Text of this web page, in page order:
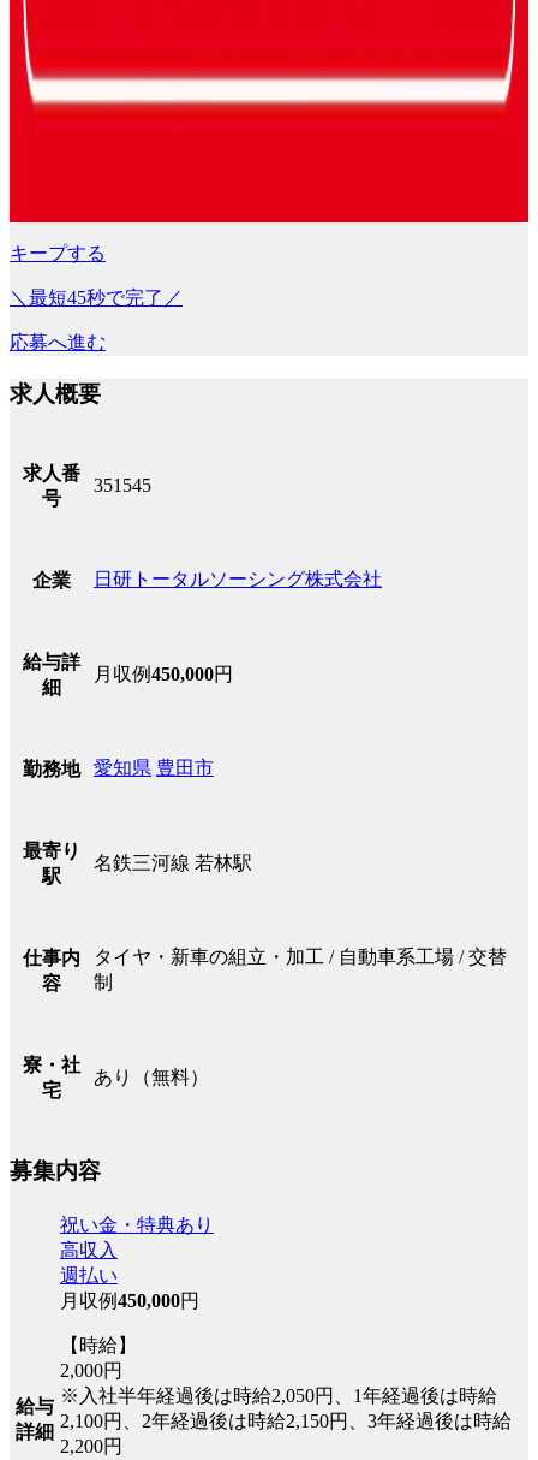
キープする
＼最短45秒で完了／
応募へ進む
求人概要
求人番
号
351545
企業 日研トータルソーシング株式会社
給与詳
細
月収例450,000円
勤務地 愛知県 豊田市
最寄り
駅
名鉄三河線 若林駅
仕事内
容
タイヤ・新車の組立・加工 / 自動車系工場 / 交替
制
寮・社
宅
あり（無料）
募集内容
給与
詳細
祝い金・特典あり
高収入
週払い
月収例450,000円
【時給】
2,000円
※入社半年経過後は時給2,050円、1年経過後は時給
2,100円、2年経過後は時給2,150円、3年経過後は時給
2,200円